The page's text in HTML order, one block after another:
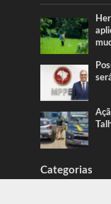
Categorias